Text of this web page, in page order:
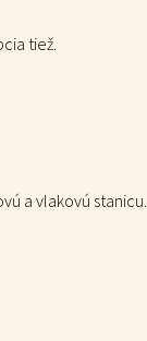
tiež.
a vlakovú stanicu.